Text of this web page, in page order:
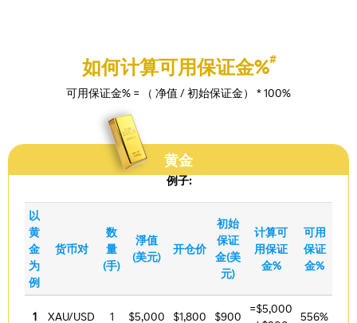
如何计算可用保证金%#
可用保证金% = （ 净值 / 初始保证金） * 100%
黄金
例子:
以
黄
金
为
例
货币对
数
量
(手)
淨值
(美元)
开仓价
初始
保证
金(美
元)
计算可
用保证
金%
可用
保证
金%
1 XAU/USD 1 $5,000 $1,800 $900
=$5,000
556%